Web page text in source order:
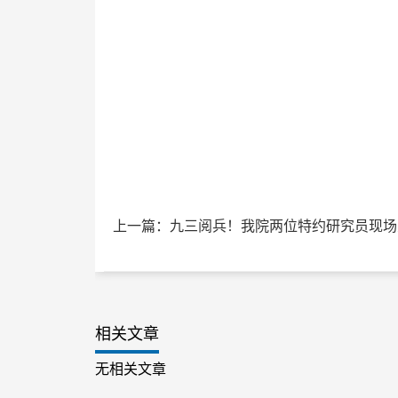
上一篇：九三阅兵！我院两位特约研究员现
相关文章
无相关文章